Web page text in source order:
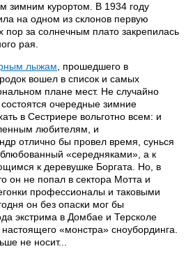
зимним курортом. В 1934 году
на одном из склонов первую
пор за солнечным плато закрепилась
рая.
лыжам , прошедшего в
вошел в список и самых
плане мест. Не случайно
очередные зимние
в Сестриере вольготно всем: и
любителям, и
отлично бы провел время, сунься
«середняками», а к
к деревушке Боргата. Но, в
он не попал в сектора Мотта и
профессионалы и таковыми
он без опаски мог бы
экстрима в Домбае и Терсколе
«монстра» сноубординга.
не носит...